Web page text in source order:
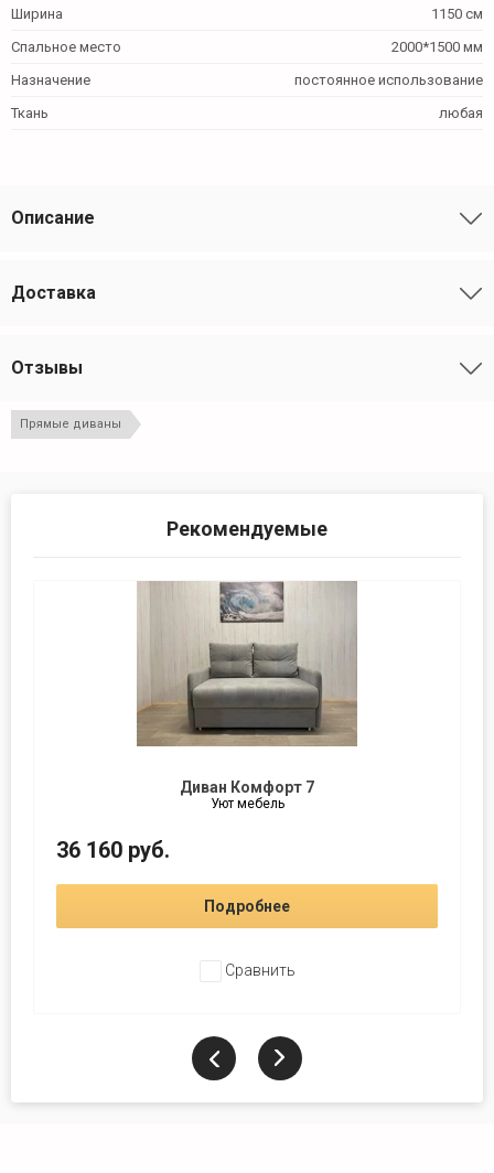
Ширина
1150 см
Спальное место
2000*1500 мм
Назначение
постоянное использование
Ткань
любая
Описание
Доставка
Отзывы
Прямые диваны
Рекомендуемые
Диван Комфорт 7
Уют мебель
36 160 руб.
Подробнее
Сравнить